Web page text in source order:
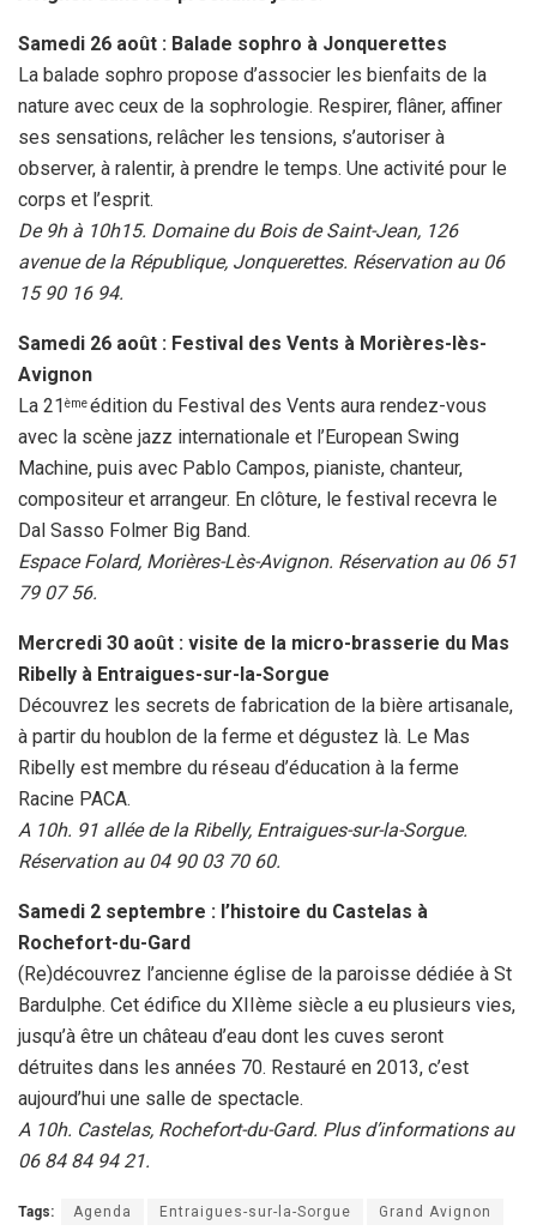
k
p
Samedi 26 août : Balade sophro à Jonquerettes
La balade sophro propose d’associer les bienfaits de la
nature avec ceux de la sophrologie. Respirer, flâner, affiner
ses sensations, relâcher les tensions, s’autoriser à
observer, à ralentir, à prendre le temps. Une activité pour le
corps et l’esprit.
De 9h à 10h15. Domaine du Bois de Saint-Jean, 126
avenue de la République, Jonquerettes. Réservation au 06
15 90 16 94.
Samedi 26 août : Festival des Vents à Morières-lès-
Avignon
La 21èmeédition du Festival des Vents aura rendez-vous
avec la scène jazz internationale et l’European Swing
Machine, puis avec Pablo Campos, pianiste, chanteur,
compositeur et arrangeur. En clôture, le festival recevra le
Dal Sasso Folmer Big Band.
Espace Folard, Morières-Lès-Avignon. Réservation au 06 51
79 07 56.
Mercredi 30 août : visite de la micro-brasserie du Mas
Ribelly à Entraigues-sur-la-Sorgue
Découvrez les secrets de fabrication de la bière artisanale,
à partir du houblon de la ferme et dégustez là. Le Mas
Ribelly est membre du réseau d’éducation à la ferme
Racine PACA.
A 10h. 91 allée de la Ribelly, Entraigues-sur-la-Sorgue.
Réservation au 04 90 03 70 60.
Samedi 2 septembre : l’histoire du Castelas à
Rochefort-du-Gard
(Re)découvrez l’ancienne église de la paroisse dédiée à St
Bardulphe. Cet édifice du XIIème siècle a eu plusieurs vies,
jusqu’à être un château d’eau dont les cuves seront
détruites dans les années 70. Restauré en 2013, c’est
aujourd’hui une salle de spectacle.
A 10h. Castelas, Rochefort-du-Gard. Plus d’informations au
06 84 84 94 21.
Tags: Agenda Entraigues-sur-la-Sorgue Grand Avignon